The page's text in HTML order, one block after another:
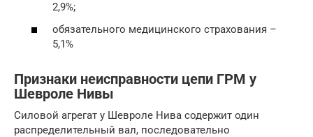
2,9%;
обязательного медицинского страхования –
5,1%
Признаки неисправности цепи ГРМ у
Шевроле Нивы
Силовой агрегат у Шевроле Нива содержит один
распределительный вал, последовательно